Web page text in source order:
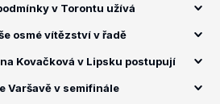
v Torontu užívá
osmé vítězství v řadě
Kovačková v Lipsku postupují
Varšavě v semifinále